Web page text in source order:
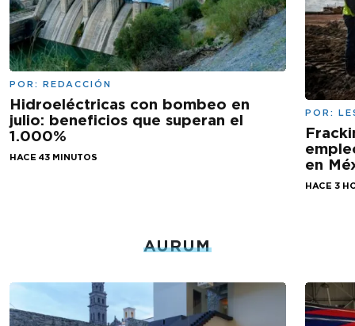
POR: REDACCIÓN
Hidroeléctricas con bombeo en
julio: beneficios que superan el
1.000%
HACE 43 MINUTOS
POR:
en
HACE 3
AURUM